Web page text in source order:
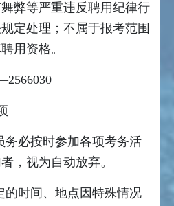
弊等严重违反聘用纪律行
定处理；不属于报考范围
用资格。
务必按时参加各项考务活
，视为自动放弃。
的时间、地点因特殊情况